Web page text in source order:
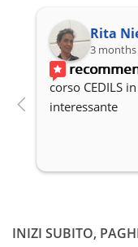
Rita
3 months
corso CEDILS
interessante
INIZI SUBITO,